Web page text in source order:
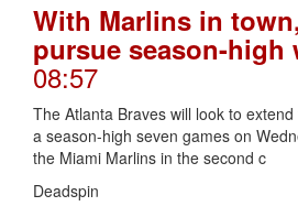
With Marlins in
pursue season-high
08:57
The Atlanta Braves will look to
a season-high seven games on
the Miami Marlins in the second c
Deadspin